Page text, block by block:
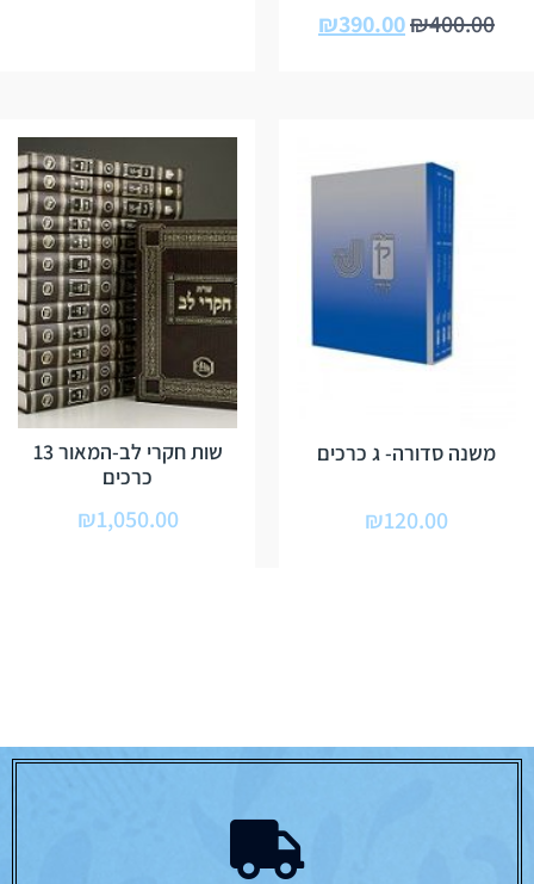
₪400.00
₪390.00
משנה סדורה- ג כרכים
₪120.00
שות חקרי לב-המאור 13
כרכים
₪1,050.00